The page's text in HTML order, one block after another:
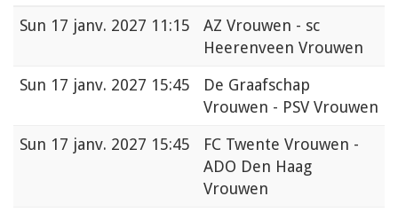
Sun 17 janv. 2027 11:15
AZ Vrouwen - sc
Heerenveen Vrouwen
Sun 17 janv. 2027 15:45
De Graafschap
Vrouwen - PSV Vrouwen
Sun 17 janv. 2027 15:45
FC Twente Vrouwen -
ADO Den Haag
Vrouwen